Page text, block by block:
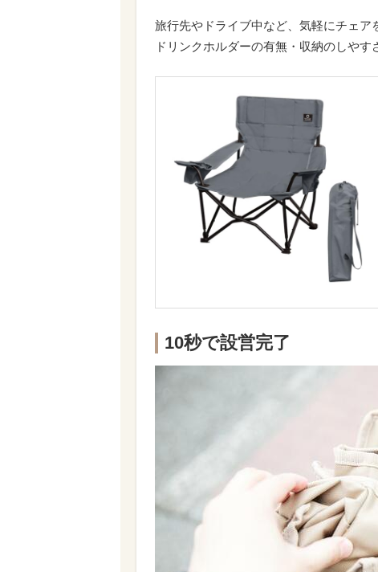
旅行先やドライブ中など、気軽にチェア
ドリンクホルダーの有無・収納のしやす
10秒で設営完了